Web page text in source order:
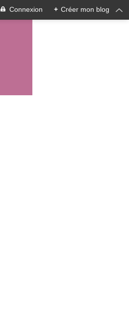
Connexion + Créer mon blog